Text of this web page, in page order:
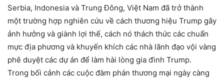
Serbia, Indonesia và Trung Đông, Việt Nam đã trở thành
một trường hợp nghiên cứu về cách thương hiệu Trump gây
ảnh hưởng và giành lợi thế, cách nó thách thức các chuẩn
mực địa phương và khuyến khích các nhà lãnh đạo vội vàng
phê duyệt các dự án để làm hài lòng gia đình Trump.
Trong bối cảnh các cuộc đàm phán thương mại ngày càng